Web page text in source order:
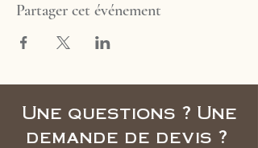
Partager cet événement
Une questions ? Une
demande de devis ?